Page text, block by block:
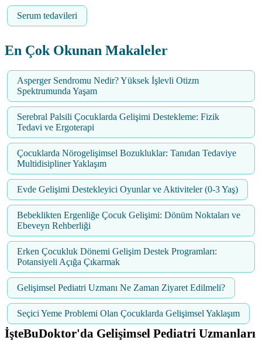
Serum tedavileri
En Çok Okunan Makaleler
Asperger Sendromu Nedir? Yüksek İşlevli Otizm
Spektrumunda Yaşam
Serebral Palsili Çocuklarda Gelişimi Destekleme: Fizik
Tedavi ve Ergoterapi
Çocuklarda Nörogelişimsel Bozukluklar: Tanıdan Tedaviye
Multidisipliner Yaklaşım
Evde Gelişimi Destekleyici Oyunlar ve Aktiviteler (0-3 Yaş)
Bebeklikten Ergenliğe Çocuk Gelişimi: Dönüm Noktaları ve
Ebeveyn Rehberliği
Erken Çocukluk Dönemi Gelişim Destek Programları:
Potansiyeli Açığa Çıkarmak
Gelişimsel Pediatri Uzmanı Ne Zaman Ziyaret Edilmeli?
Seçici Yeme Problemi Olan Çocuklarda Gelişimsel Yaklaşım
İşteBuDoktor'da Gelişimsel Pediatri Uzmanları